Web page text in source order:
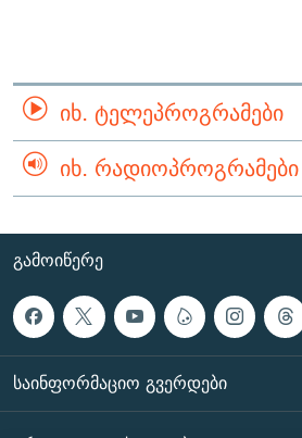
ᲘᲮ. ᲢᲔᲚᲔᲞᲠᲝᲒᲠᲐᲛᲔᲑᲘ
ᲘᲮ. ᲠᲐᲓᲘᲝᲞᲠᲝᲒᲠᲐᲛᲔᲑᲘ
ᲒᲐᲛᲝᲘᲬᲔᲠᲔ
ᲡᲐᲘᲜᲤᲝᲠᲛᲐᲪᲘᲝ ᲒᲕᲔᲠᲓᲔᲑᲘ